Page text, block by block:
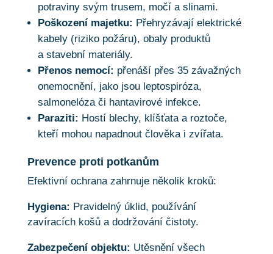
potraviny svým trusem, močí a slinami.
Poškození majetku: Přehryzávají elektrické
kabely (riziko požáru), obaly produktů
a stavební materiály.
Přenos nemocí: přenáší přes 35 závažných
onemocnění, jako jsou leptospiróza,
salmonelóza či hantavirové infekce.
Paraziti: Hostí blechy, klíšťata a roztoče,
kteří mohou napadnout člověka i zvířata.
Prevence proti potkanům
Efektivní ochrana zahrnuje několik kroků:
Hygiena: Pravidelný úklid, používání
zavíracích košů a dodržování čistoty.
Zabezpečení objektu: Utěsnění všech